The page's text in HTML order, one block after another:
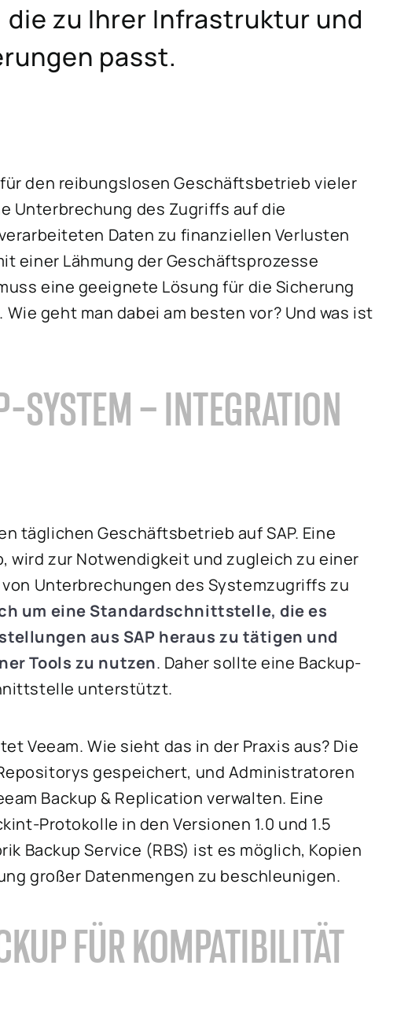
zu Ihrer Infrastruktur und
passt.
den reibungslosen Geschäftsbetrieb vieler
Unterbrechung des Zugriffs auf die
Daten zu finanziellen Verlusten
einer Lähmung der Geschäftsprozesse
eine geeignete Lösung für die Sicherung
geht man dabei am besten vor? Und was ist
SYSTEM – INTEGRATION
täglichen Geschäftsbetrieb auf SAP. Eine
wird zur Notwendigkeit und zugleich zu einer
Unterbrechungen des Systemzugriffs zu
um eine Standardschnittstelle, die es
aus SAP heraus zu tätigen und
Tools zu nutzen. Daher sollte eine Backup-
unterstützt.
Veeam. Wie sieht das in der Praxis aus? Die
gespeichert, und Administratoren
Backup & Replication verwalten. Eine
Protokolle in den Versionen 1.0 und 1.5
Backup Service (RBS) ist es möglich, Kopien
großer Datenmengen zu beschleunigen.
FÜR KOMPATIBILITÄT